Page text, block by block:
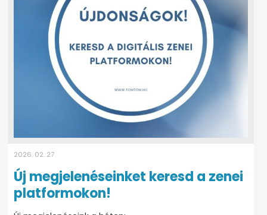
2026. 02. 27
Új megjelenéseinket keresd a zenei
platformokon!